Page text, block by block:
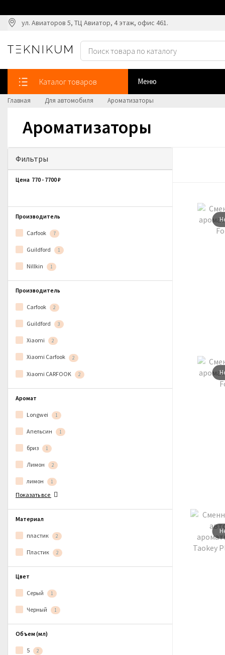
ул. Авиаторов 5, ТЦ Авиатор, 4 этаж, офис 461.
Каталог товаров Меню
Главная Для автомобиля Ароматизаторы
Ароматизаторы
Фильтры
Цена 770 - 7700₽
Производитель
Carfook 7
Guildford 1
Nillkin 1
Производитель
Carfook 2
Guildford 3
Xiaomi 2
Xiaomi Carfook 2
Xiaomi CARFOOK 2
Аромат
Longwei 1
Апельсин 1
бриз 1
Лимон 2
лимон 1
Показать все
Материал
пластик 2
Пластик 2
Цвет
Серый 1
Черный 1
Объем (мл)
5 2